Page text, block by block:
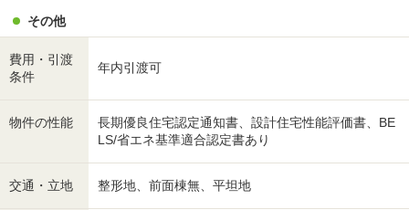
その他
費用・引渡
条件
年内引渡可
物件の性能
長期優良住宅認定通知書、設計住宅性能評価書、BE
LS/省エネ基準適合認定書あり
交通・立地 整形地、前面棟無、平坦地